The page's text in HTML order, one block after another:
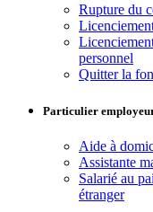
Rupture du
personnel
Quitter la
Particulier
Aide à
Assistante
Salarié au
étranger